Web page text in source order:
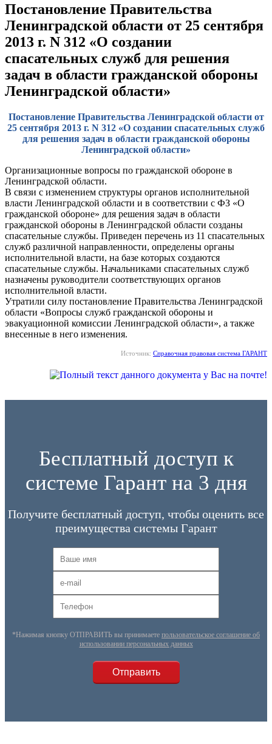
Постановление Правительства
Ленинградской области от 25 сентября
2013 г. N 312 «О создании
спасательных служб для решения
задач в области гражданской обороны
Ленинградской области»
Постановление Правительства Ленинградской области от
25 сентября 2013 г. N 312 «О создании спасательных служб
для решения задач в области гражданской обороны
Ленинградской области»
Организационные вопросы по гражданской обороне в
Ленинградской области.
В связи с изменением структуры органов исполнительной
власти Ленинградской области и в соответствии с ФЗ «О
гражданской обороне» для решения задач в области
гражданской обороны в Ленинградской области созданы
спасательные службы. Приведен перечень из 11 спасательных
служб различной направленности, определены органы
исполнительной власти, на базе которых создаются
спасательные службы. Начальниками спасательных служб
назначены руководители соответствующих органов
исполнительной власти.
Утратили силу постановление Правительства Ленинградской
области «Вопросы служб гражданской обороны и
эвакуационной комиссии Ленинградской области», а также
внесенные в него изменения.
Источник: Справочная правовая система ГАРАНТ
Бесплатный доступ к
системе Гарант на 3 дня
Получите бесплатный доступ, чтобы оценить все
преимущества системы Гарант
*Нажимая кнопку ОТПРАВИТЬ вы принимаете пользовательское соглашение об
использовании персональных данных